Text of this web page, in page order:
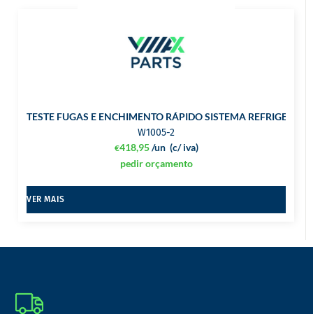
TESTE FUGAS E ENCHIMENTO RÁPIDO SISTEMA
W1005-2
€418,95 (c/ iva)
/un
pedir orçamento
VER MAIS